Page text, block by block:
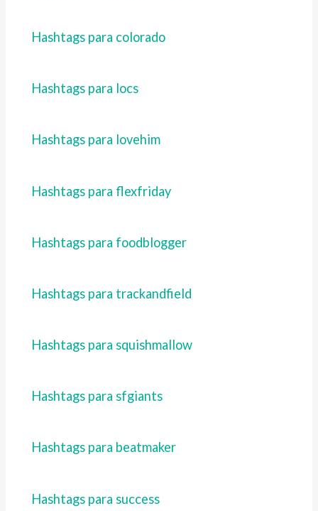
Hashtags para colorado
Hashtags para locs
Hashtags para lovehim
Hashtags para flexfriday
Hashtags para foodblogger
Hashtags para trackandfield
Hashtags para squishmallow
Hashtags para sfgiants
Hashtags para beatmaker
Hashtags para success